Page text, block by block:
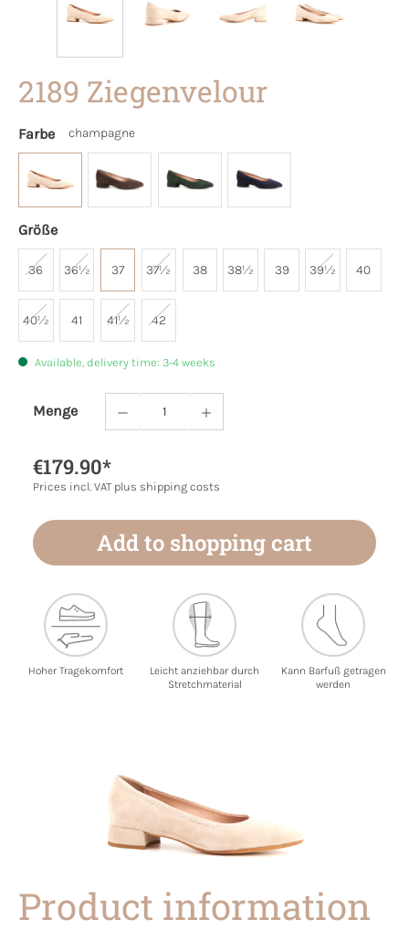
2189 Ziegenvelour
Farbe champagne
Größe
36 36½ 37 37½ 38 38½ 39 39½ 40
40½ 41 41½ 42
Available, delivery time: 3-4 weeks
Menge
Product Quantity: Enter the desired
€179.90*
Prices incl. VAT plus shipping costs
Add to shopping cart
Hoher Tragekomfort
Leicht anziehbar durch
Stretchmaterial
Kann Barfuß getragen
werden
Product information